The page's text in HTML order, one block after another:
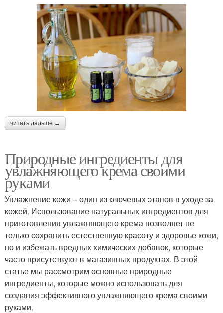
читать дальше →
Природные ингредиенты для
увлажняющего крема своими
руками
Увлажнение кожи – один из ключевых этапов в уходе за
кожей. Использование натуральных ингредиентов для
приготовления увлажняющего крема позволяет не
только сохранить естественную красоту и здоровье кожи,
но и избежать вредных химических добавок, которые
часто присутствуют в магазинных продуктах. В этой
статье мы рассмотрим основные природные
ингредиенты, которые можно использовать для
создания эффективного увлажняющего крема своими
руками.